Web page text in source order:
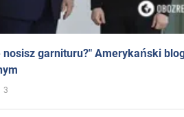
nosisz garnituru?" Amerykański
3